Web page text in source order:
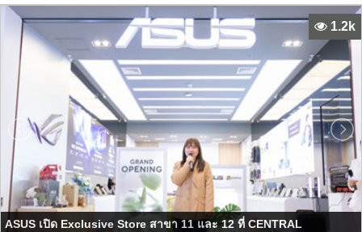
ASUS เปิด Exclusive Store สาขา 11 และ 12 ที่ CENTRAL
1.2k